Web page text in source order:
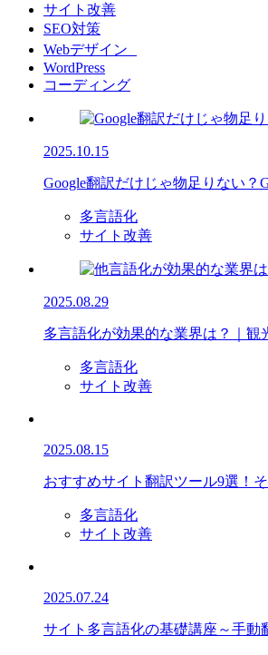
サイト改善
SEO対策
Webデザイン
WordPress
コーディング
2025.10.15
Google翻訳だけじゃ物足りない？
多言語化
サイト改善
2025.08.29
多言語化が効果的な業界は？｜観
多言語化
サイト改善
2025.08.15
おすすめサイト翻訳ツール9選！
多言語化
サイト改善
2025.07.24
サイト多言語化の基礎講座～手動